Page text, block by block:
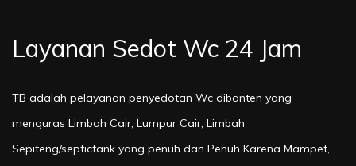
Layanan Sedot Wc 24 Jam
TB adalah pelayanan penyedotan Wc dibanten yang
menguras Limbah Cair, Lumpur Cair, Limbah
Sepiteng/septictank yang penuh dan Penuh Karena Mampet,